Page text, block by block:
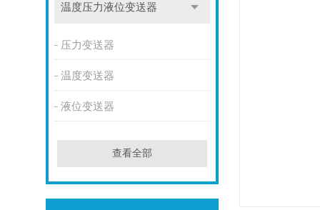
温度压力液位变送器
压力变送器
温度变送器
液位变送器
查看全部